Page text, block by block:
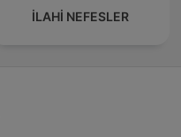
İLAHİ NEFESLER